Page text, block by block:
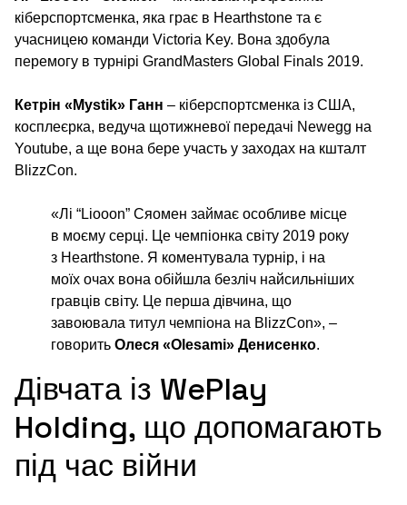
кіберспортсменка, яка грає в Hearthstone та є
учасницею команди Victoria Key. Вона здобула
перемогу в турнірі GrandMasters Global Finals 2019.
Кетрін «Mystik» Ганн – кіберспортсменка із США,
косплеєрка, ведуча щотижневої передачі Newegg на
Youtube, а ще вона бере участь у заходах на кшталт
BlizzCon.
«Лі “Liooon” Сяомен займає особливе місце
в моєму серці. Це чемпіонка світу 2019 року
з Hearthstone. Я коментувала турнір, і на
моїх очах вона обійшла безліч найсильніших
гравців світу. Це перша дівчина, що
завоювала титул чемпіона на BlizzCon», –
говорить Олеся «Olesami» Денисенко.
Дівчата із WePlay
Holding, що допомагають
під час війни